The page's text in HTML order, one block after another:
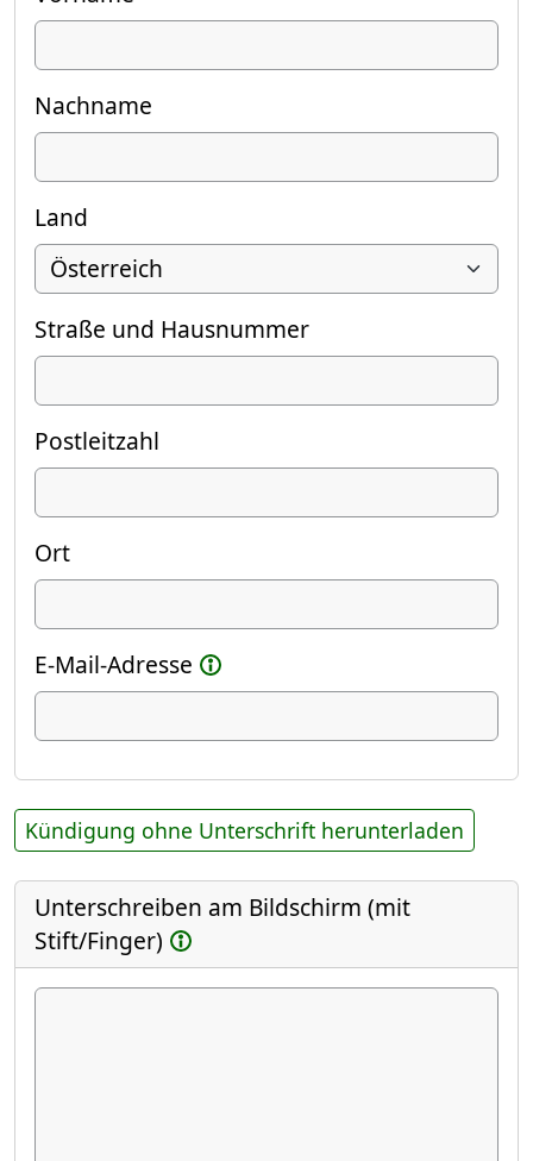
Nachname
Land
Straße und Hausnummer
Postleitzahl
Ort
E-Mail-Adresse
Kündigung ohne Unterschrift herunterladen
Unterschreiben am Bildschirm (mit
Stift/Finger)